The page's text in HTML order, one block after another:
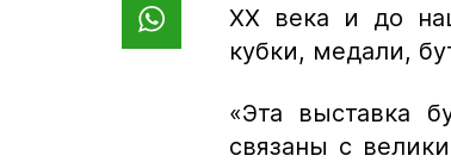
ХХ века и до
кубки, медали,
«Эта выставка
связаны с